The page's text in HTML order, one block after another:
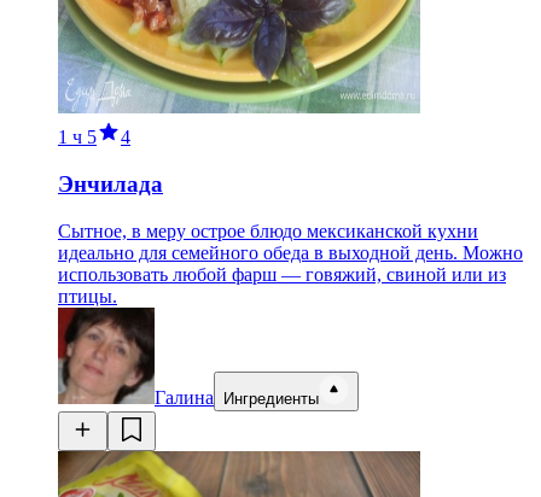
1 ч 5 4
Энчилада
Сытное, в меру острое блюдо мексиканской кухни
идеально для семейного обеда в выходной день. Можно
использовать любой фарш — говяжий, свиной или из
птицы.
Галина Ингредиенты